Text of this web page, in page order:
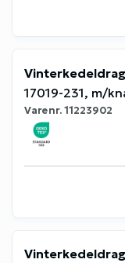
17019-231, m/
Varenr.11223902